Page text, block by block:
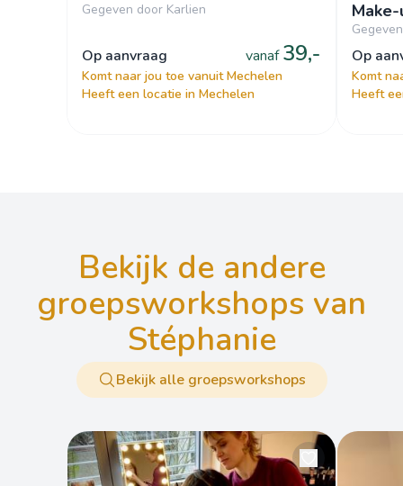
Gegeven door Karlien
op aanvraag vanaf 39,-
Komt naar jou toe vanuit Mechelen
Heeft een locatie in Mechelen
op
Komt
Heeft
bekijk de andere
groepsworkshops van
Stéphanie
Bekijk alle groepsworkshops